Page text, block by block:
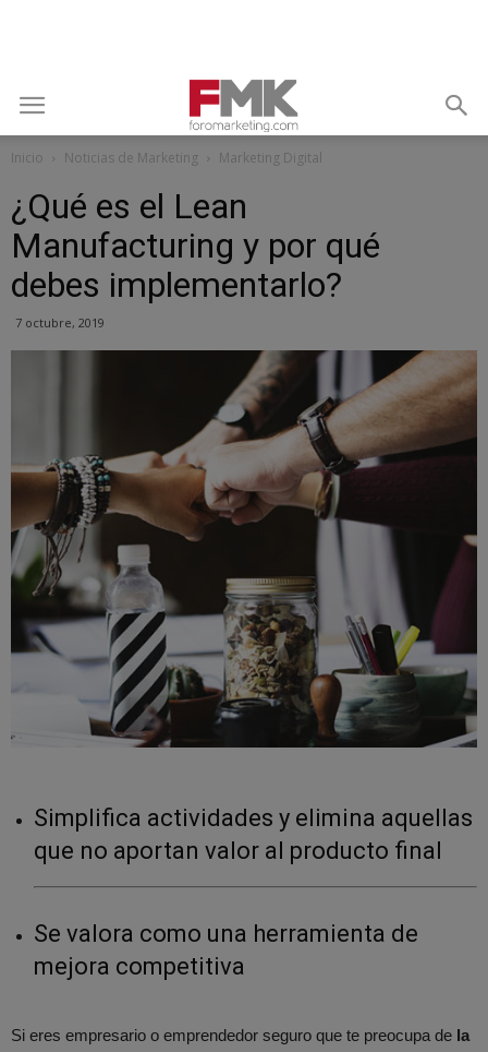
Inicio Noticias de Marketing Marketing Digital
¿Qué es el Lean
Manufacturing y por qué
debes implementarlo?
7 octubre, 2019
Simplifica actividades y elimina aquellas
que no aportan valor al producto final
Se valora como una herramienta de
mejora competitiva
Si eres empresario o emprendedor seguro que te preocupa de la